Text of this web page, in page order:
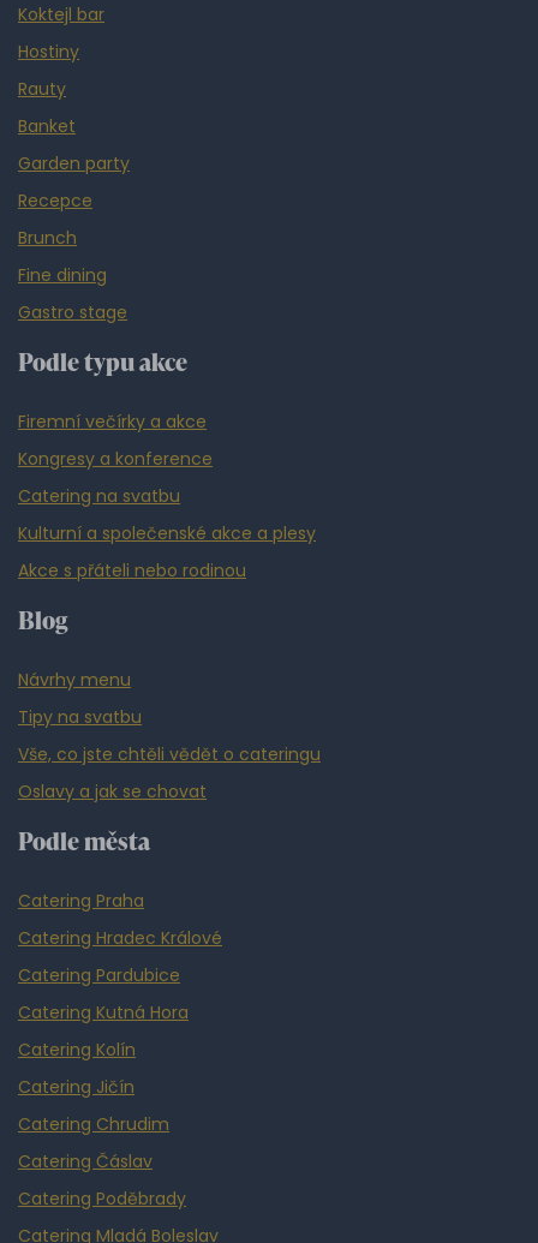
Koktejl bar
Hostiny
Rauty
Banket
Garden party
Recepce
Brunch
Fine dining
Gastro stage
Podle typu akce
Firemní večírky a akce
Kongresy a konference
Catering na svatbu
Kulturní a společenské akce a plesy
Akce s přáteli nebo rodinou
Blog
Návrhy menu
Tipy na svatbu
Vše, co jste chtěli vědět o cateringu
Oslavy a jak se chovat
Podle města
Catering Praha
Catering Hradec Králové
Catering Pardubice
Catering Kutná Hora
Catering Kolín
Catering Jičín
Catering Chrudim
Catering Čáslav
Catering Poděbrady
Catering Mladá Boleslav